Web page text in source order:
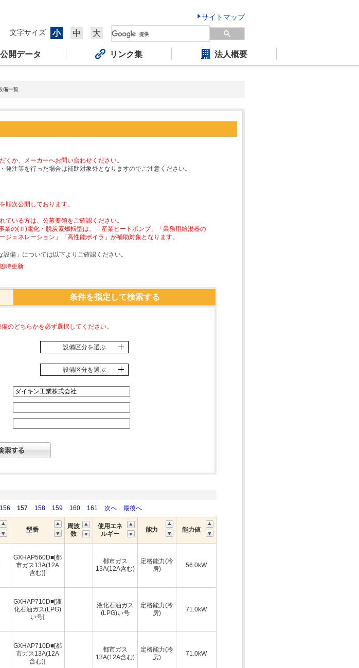
サイトマップ
文字サイズ
小 中 大
公開データ リンク集 法人概要
備一覧
か、メーカーへお問い合わせください。
注等を行った場合は補助対象外となりますのでご注意ください。
次公開しております。
いる方は、公募要領をご確認ください。
の(Ⅱ)電化・脱炭素燃転型は、「産業ヒートポンプ」「業務用給湯器の
ェネレーション」「高性能ボイラ」が補助対象となります。
備」については以下よりご確認ください。
時更新
条件を指定して検索する
のどちらかを必ず選択してください。
設備区分を選ぶ
設備区分を選ぶ
156 157 158 159 160 161 次へ 最後へ
型番
周波
数
使用エネ
ルギー
能力 能力値
GXHAP560D■[都
市ガス13A(12A
含む)]
都市ガス
13A(12A含む)
定格能力(冷
房)
56.0kW
GXHAP710D■[液
化石油ガス(LPG)
い号]
液化石油ガス
(LPG)い号
定格能力(冷
房)
71.0kW
GXHAP710D■[都
市ガス13A(12A
含む)]
都市ガス
13A(12A含む)
定格能力(冷
房)
71.0kW